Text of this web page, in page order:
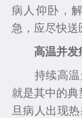
病人仰卧，
急，应尽快送
高温并发
持续高温
就是其中的
旦病人出现